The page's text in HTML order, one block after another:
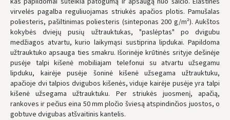
* Сроки доставки являются ориентировочными и могут зависеть от
доступности курьерской службы.
virvelės pagalba reguliuojamas striukės apačios plotis. Pamušalas
poliesteris, pašiltinimas poliesteris (sinteponas 200 g/m²). Aukštos
kokybės dviejų pusių užtrauktukas, "paslėptas" po dvigubu
medžiagos atvartu, kurio laikymąsi sustiprina lipdukai. Papildoma
užtrauktuko apsauga ties smakru. Išorinėje krūtinės srityje dešinėje
pusėje talpi kišenė mobiliajam telefonui su atvartu užsegamu
lipduku, kairėje pusėje šoninė kišenė užsegama užtrauktuku,
apačioje dvi talpios dvigubos kišenės, viduje kairėje pusėje yra talpi
kišenė užsegama užtrauktuku. Per striukės juosmenį, apačią,
rankoves ir pečius eina 50 mm pločio šviesą atspindinčios juostos, o
gobtuve dvigubas atšvaitinis kantelis.